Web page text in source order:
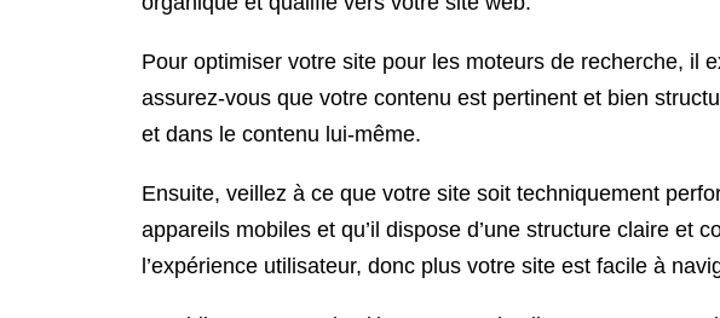
Pour optimiser votre site pour les moteurs de recherche, il
assurez-vous que votre contenu est pertinent et bien
et dans le contenu lui-même.
Ensuite, veillez à ce que votre site soit techniquement
appareils mobiles et qu’il dispose d’une structure claire et
l’expérience utilisateur, donc plus votre site est facile à